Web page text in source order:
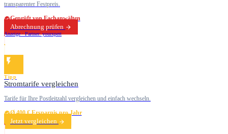
transparenter Festpreis.
Geprüft von Fachanwälten
Abrechnung prüfen
Anzeige · Partner: yourxpert
Tipp
Stromtarife vergleichen
Tarife für Ihre Postleitzahl vergleichen und einfach wechseln.
Ø 400 € Ersparnis pro Jahr
Jetzt vergleichen